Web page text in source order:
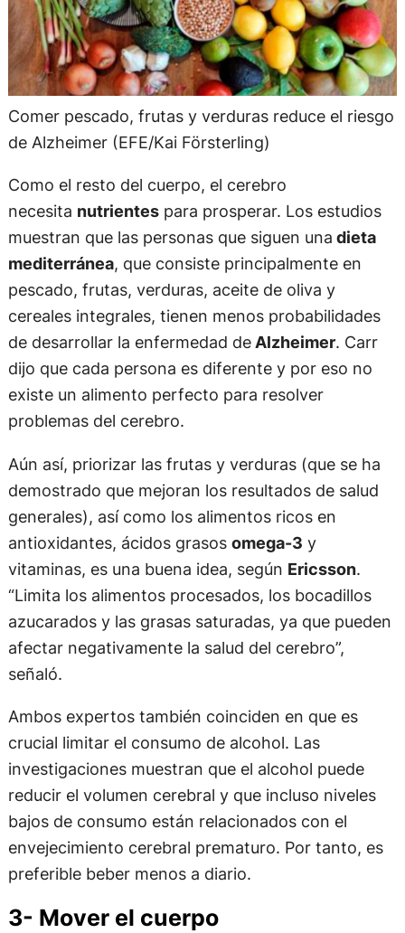
Comer pescado, frutas y verduras reduce el riesgo
de Alzheimer (EFE/Kai Försterling)
Como el resto del cuerpo, el cerebro
necesita nutrientespara prosperar. Los estudios
muestran que las personas que siguen una dieta
mediterránea, que consiste principalmente en
pescado, frutas, verduras, aceite de oliva y
cereales integrales, tienen menos probabilidades
de desarrollar la enfermedad deAlzheimer. Carr
dijo que cada persona es diferente y por eso no
existe un alimento perfecto para resolver
problemas del cerebro.
Aún así, priorizar las frutas y verduras (que se ha
demostrado que mejoran los resultados de salud
generales), así como los alimentos ricos en
antioxidantes, ácidos grasos omega-3 y
vitaminas, es una buena idea, según Ericsson.
“Limita los alimentos procesados, los bocadillos
azucarados y las grasas saturadas, ya que pueden
afectar negativamente la salud del cerebro”,
señaló.
Ambos expertos también coinciden en que es
crucial limitar el consumo de alcohol. Las
investigaciones muestran que el alcohol puede
reducir el volumen cerebral y que incluso niveles
bajos de consumo están relacionados con el
envejecimiento cerebral prematuro. Por tanto, es
preferible beber menos a diario.
3- Mover el cuerpo